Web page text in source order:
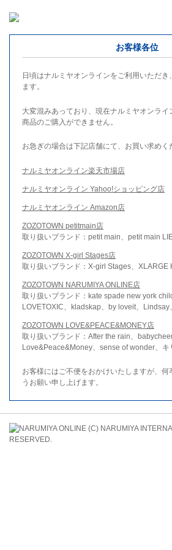
お客様各位
日頃はナルミヤオンラインをご利用いただ
ます。
大変混みあっており、現在ナルミヤオンライ
商品のご購入ができません。
お急ぎの場合は下記店舗にて、お買い求めく
ナルミヤオンライン楽天市場店
ナルミヤオンライン Yahoo!ショッピング店
ナルミヤオンライン Amazon店
ZOZOTOWN petitmain店
取り扱いブランド：petit main、petit main
ZOZOTOWN X-girl Stages店
取り扱いブランド：X-girl Stages、XLARGE
ZOZOTOWN NARUMIYA ONLINE店
取り扱いブランド：kate spade new york
LOVETOXIC、kladskap、by loveit、Lindsay
ZOZOTOWN LOVE&PEACE&MONEY店
取り扱いブランド：After the rain、babycheer
Love&Peace&Money、sense of wonder、キ
お客様にはご不便をおかけいたしますが、何
うお願い申し上げます。